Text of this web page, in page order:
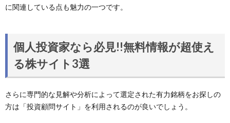
に関連している点も魅力の一つです。
個人投資家なら必見!!無料情報が超使え
る株サイト3選
さらに専門的な見解や分析によって選定された有力銘柄をお探しの
方は「投資顧問サイト」を利用されるのが良いでしょう。